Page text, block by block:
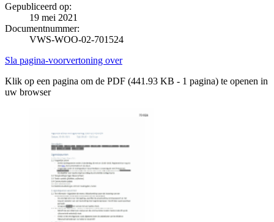
Gepubliceerd op:
19 mei 2021
Documentnummer:
VWS-WOO-02-701524
Sla pagina-voorvertoning over
Klik op een pagina om de PDF (441.93 KB - 1 pagina) te openen in
uw browser